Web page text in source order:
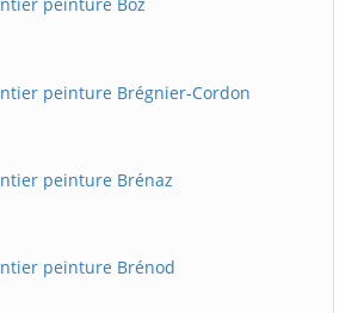
peinture Brégnier-Cordon
peinture Brénaz
peinture Brénod